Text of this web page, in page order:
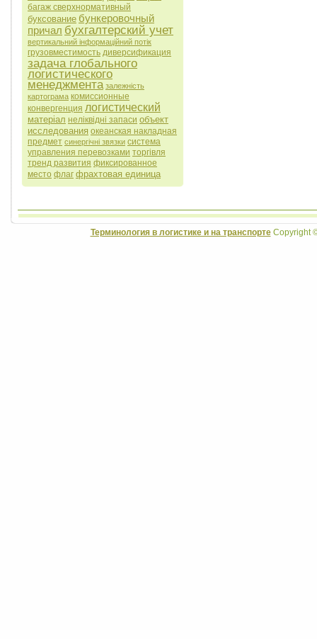
багаж сверхнормативный
буксование бункеровочный
причал бухгалтерский учет
вертикальний інформаційний потік
грузовместимость диверсификация
задача глобального
логистического
менеджмента залежність
картограма комиссионные
конвергенция логистический
матеріал неліквідні запаси объект
исследования океанская накладная
предмет синергічні звязки система
управления перевозками торгівля
тренд развития фиксированное
место флаг фрахтовая единица
Терминология в логистике и на транспортеCopyright